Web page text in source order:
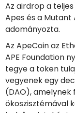
Az airdrop a
Apes és a Mutant
adományozta.
Az ApeCoin az
APE Foundation
tegye a token
vegyenek egy
(DAO), amelynek
ökoszisztémával